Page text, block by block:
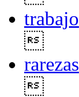
trabajo
rarezas